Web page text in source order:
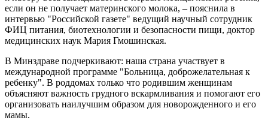
если он не получает материнского молока, – пояснила в
интервью "Российской газете" ведущий научный сотрудник
ФИЦ питания, биотехнологии и безопасности пищи, доктор
медицинских наук Мария Гмошинская.
В Минздраве подчеркивают: наша страна участвует в
международной программе "Больница, доброжелательная к
ребенку". В роддомах только что родившим женщинам
объясняют важность грудного вскармливания и помогают его
организовать наилучшим образом для новорожденного и его
мамы.